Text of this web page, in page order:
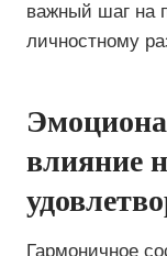
важный шаг на
личностному
влияние
Гармоничное